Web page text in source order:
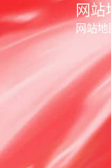
网站
网站地